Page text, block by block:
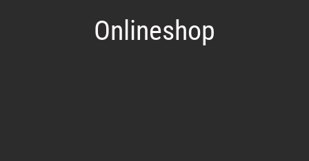
Onlineshop